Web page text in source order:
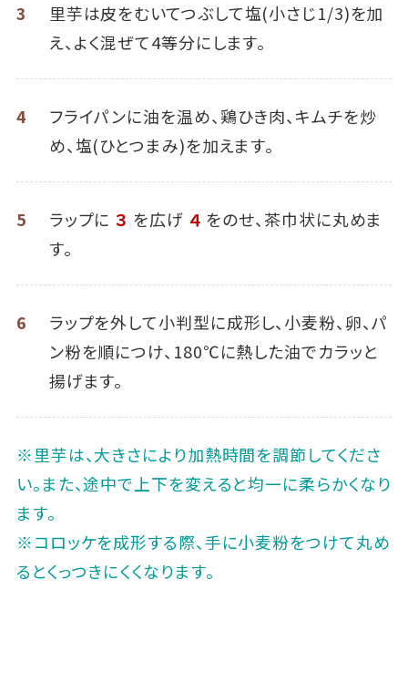
3
里芋は皮をむいてつぶして塩(小さじ1/3)を加
え、よく混ぜて4等分にします。
4
フライパンに油を温め、鶏ひき肉、キムチを炒
め、塩(ひとつまみ)を加えます。
5 ラップに ３ を広げ ４ をのせ、茶巾状に丸めま
す。
6
ラップを外して小判型に成形し、小麦粉、卵、パ
ン粉を順につけ、180℃に熱した油でカラッと
揚げます。
※里芋は、大きさにより加熱時間を調節してくださ
い。また、途中で上下を変えると均一に柔らかくなり
ます。
※コロッケを成形する際、手に小麦粉をつけて丸め
るとくっつきにくくなります。